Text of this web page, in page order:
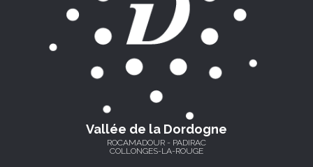
Vallée de la Dordogne
ROCAMADOUR - PADIRAC
COLLONGES-LA-ROUGE